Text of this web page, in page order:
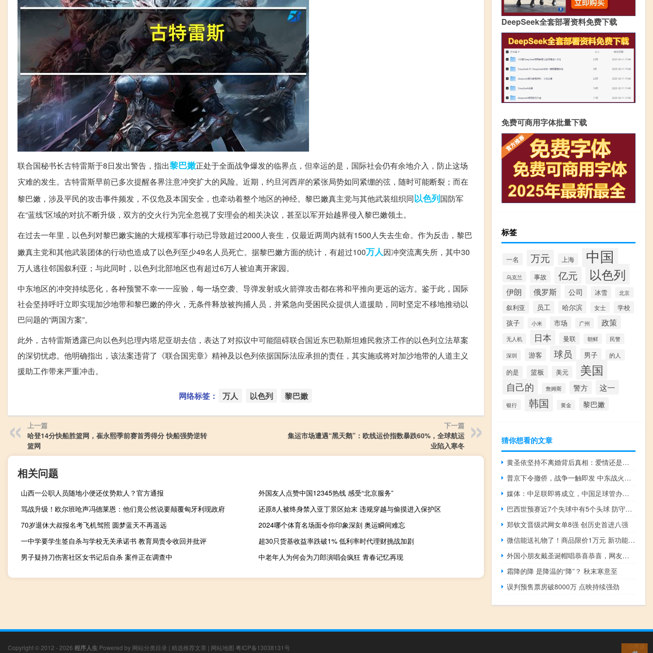
联合国秘书长古特雷斯于8日发出警告，指出黎巴嫩正处于全面战争爆发的临界点，但幸运的是，国际社会仍有余地介入，防止这场
灾难的发生。古特雷斯早前已多次提醒各界注意冲突扩大的风险。近期，约旦河西岸的紧张局势如同紧绷的弦，随时可能断裂；而在
黎巴嫩，涉及平民的攻击事件频发，不仅危及本国安全，也牵动着整个地区的神经。黎巴嫩真主党与其他武装组织同以色列国防军
在“蓝线”区域的对抗不断升级，双方的交火行为完全忽视了安理会的相关决议，甚至以军开始越界侵入黎巴嫩领土。
在过去一年里，以色列对黎巴嫩实施的大规模军事行动已导致超过2000人丧生，仅最近两周内就有1500人失去生命。作为反击，黎巴
嫩真主党和其他武装团体的行动也造成了以色列至少49名人员死亡。据黎巴嫩方面的统计，有超过100万人因冲突流离失所，其中30
万人逃往邻国叙利亚；与此同时，以色列北部地区也有超过6万人被迫离开家园。
中东地区的冲突持续恶化，各种预警不幸一一应验，每一场空袭、导弹发射或火箭弹攻击都在将和平推向更远的远方。鉴于此，国际
社会坚持呼吁立即实现加沙地带和黎巴嫩的停火，无条件释放被拘捕人员，并紧急向受困民众提供人道援助，同时坚定不移地推动以
巴问题的“两国方案”。
此外，古特雷斯透露已向以色列总理内塔尼亚胡去信，表达了对拟议中可能阻碍联合国近东巴勒斯坦难民救济工作的以色列立法草案
的深切忧虑。他明确指出，该法案违背了《联合国宪章》精神及以色列依据国际法应承担的责任，其实施或将对加沙地带的人道主义
援助工作带来严重冲击。
网络标签： 万人 以色列 黎巴嫩
上一篇
哈登14分快船胜篮网，崔永熙季前赛首秀得分 快船强势逆转
篮网
下一篇
集运市场遭遇“黑天鹅”：欧线运价指数暴跌60%，全球航运
业陷入寒冬
相关问题
山西一公职人员随地小便还仗势欺人？官方通报
外国友人点赞中国12345热线 感受“北京服务”
骂战升级！欧尔班呛声冯德莱恩：他们竟公然说要颠覆匈牙利现政府
还原8人被终身禁入亚丁景区始末 违规穿越与偷摸进入保护区
70岁退休大叔报名考飞机驾照 圆梦蓝天不再遥远
2024哪个体育名场面令你印象深刻 奥运瞬间难忘
一中学要学生签自杀与学校无关承诺书 教育局责令收回并批评
超30只货基收益率跌破1% 低利率时代理财挑战加剧
男子疑持刀伤害社区女书记后自杀 案件正在调查中
中老年人为何会为刀郎演唱会疯狂 青春记忆再现
DeepSeek全套部署资料免费下载
免费可商用字体批量下载
标签
一名 万元 上海 中国
乌克兰 事故 亿元 以色列
伊朗 俄罗斯 公司 冰雪 北京
叙利亚 员工 哈尔滨 女士 学校
孩子 小米 市场 广州 政策
无人机 日本 曼联 朝鲜 民警
深圳 游客 球员 男子 的人
的是 篮板 美元 美国
自己的 詹姆斯 警方 这一
银行 韩国 黄金 黎巴嫩
猜你想看的文章
黄圣依坚持不离婚背后真相：爱情还是利益的纠葛？
普京下令撤侨，战争一触即发 中东战火升级，全球神经紧绷
媒体：中足联即将成立，中国足球管办分离尝试开启
巴西世预赛近7个失球中有5个头球 防守短板凸显危机
郑钦文晋级武网女单8强 创历史首进八强
微信能送礼物了！商品限价1万元 新功能引发热议
外国小朋友戴圣诞帽唱恭喜恭喜，网友：原来全世界都在唱中文歌！
霜降的降 是降温的“降”？ 秋末寒意至
误判预售票房破8000万 点映持续强劲
Copyright © 2012 - 2026 程序人生 Powered by 网站分类目录 | 精选推荐文章 | 网站地图 粤ICP备13038131号